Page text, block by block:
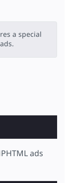
a special
ads